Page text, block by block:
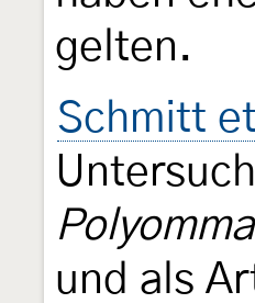
gelten.
Schmitt
und als